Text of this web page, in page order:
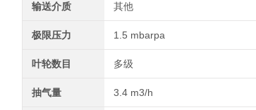
输送介质 其他
极限压力 1.5 mbarpa
叶轮数目 多级
抽气量 3.4 m3/h